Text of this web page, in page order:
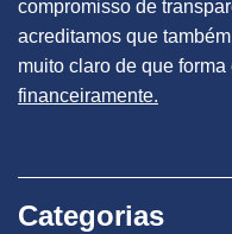
compromisso de
acreditamos que
muito claro de que forma
financeiramente.
Categorias